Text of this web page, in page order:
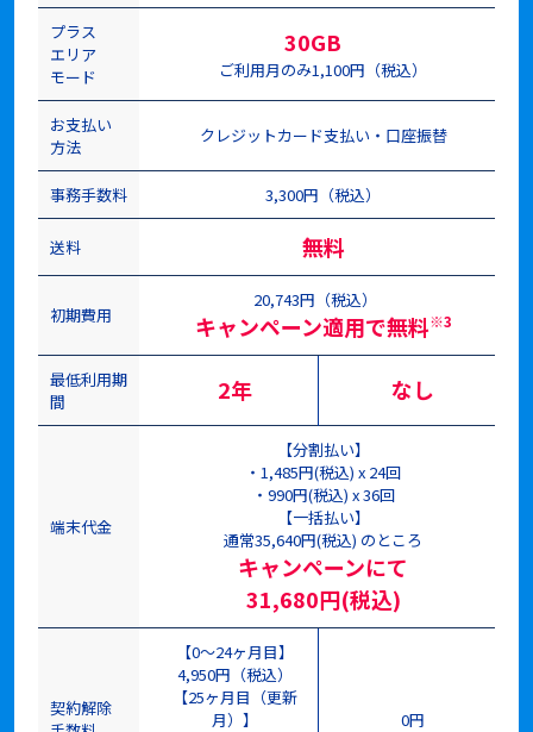
プラス
エリア
モード
30GB
ご利用月のみ1,100円（税込）
お支払い
方法
クレジットカード支払い・口座振替
事務手数料 3,300円（税込）
送料 無料
初期費用
20,743円（税込）
キャンペーン適用で無料※3
最低利用期
間
2年 なし
端末代金
【分割払い】
・1,485円(税込) x 24回
・990円(税込) x 36回
【一括払い】
通常35,640円(税込) のところ
キャンペーンにて
31,680円(税込)
契約解除
【0～24ヶ月目】
4,950円（税込）
【25ヶ月目（更新
月）】
0円